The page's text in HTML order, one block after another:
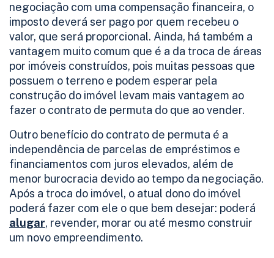
negociação com uma compensação financeira, o
imposto deverá ser pago por quem recebeu o
valor, que será proporcional. Ainda, há também a
vantagem muito comum que é a da troca de áreas
por imóveis construídos, pois muitas pessoas que
possuem o terreno e podem esperar pela
construção do imóvel levam mais vantagem ao
fazer o contrato de permuta do que ao vender.
Outro benefício do contrato de permuta é a
independência de parcelas de empréstimos e
financiamentos com juros elevados, além de
menor burocracia devido ao tempo da negociação.
Após a troca do imóvel, o atual dono do imóvel
poderá fazer com ele o que bem desejar: poderá
alugar, revender, morar ou até mesmo construir
um novo empreendimento.